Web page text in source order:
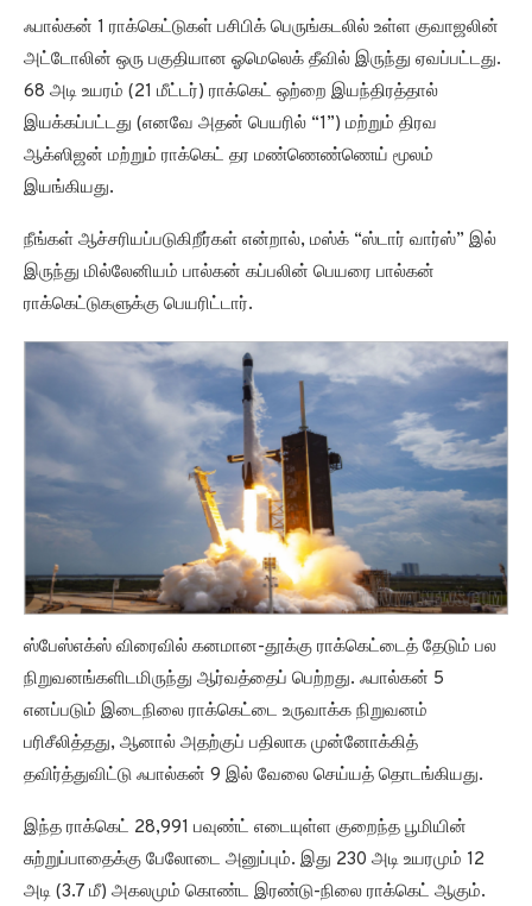
ஃபால்கன் 1 ராக்கெட்டுகள் பசிபிக் பெருங்கடலில் உள்ள குவாஜலின்
அட்டோலின் ஒரு பகுதியான ஓமெலெக் தீவில் இருந்து ஏவப்பட்டது.
68 அடி உயரம் (21 மீட்டர்) ராக்கெட் ஒற்றை இயந்திரத்தால்
இயக்கப்பட்டது (எனவே அதன் பெயரில் “1”) மற்றும் திரவ
ஆக்ஸிஜன் மற்றும் ராக்கெட் தர மண்ணெண்ணெய் மூலம்
இயங்கியது.
நீங்கள் ஆச்சரியப்படுகிறீர்கள் என்றால், மஸ்க் “ஸ்டார் வார்ஸ்” இல்
இருந்து மில்லேனியம் பால்கன் கப்பலின் பெயரை பால்கன்
ராக்கெட்டுகளுக்கு பெயரிட்டார்.
ஸ்பேஸ்எக்ஸ் விரைவில் கனமான-தூக்கு ராக்கெட்டைத் தேடும் பல
நிறுவனங்களிடமிருந்து ஆர்வத்தைப் பெற்றது. ஃபால்கன் 5
எனப்படும் இடைநிலை ராக்கெட்டை உருவாக்க நிறுவனம்
பரிசீலித்தது, ஆனால் அதற்குப் பதிலாக முன்னோக்கித்
தவிர்த்துவிட்டு ஃபால்கன் 9 இல் வேலை செய்யத் தொடங்கியது.
இந்த ராக்கெட் 28,991 பவுண்ட் எடையுள்ள குறைந்த பூமியின்
சுற்றுப்பாதைக்கு பேலோடை அனுப்பும். இது 230 அடி உயரமும் 12
அடி (3.7 மீ) அகலமும் கொண்ட இரண்டு-நிலை ராக்கெட் ஆகும்.